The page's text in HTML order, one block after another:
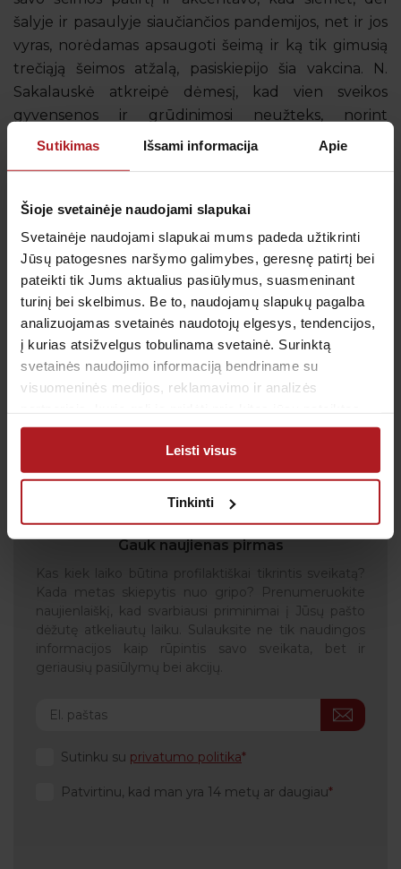
Sutikimas Išsami informacija Apie
Šioje svetainėje naudojami slapukai
Svetainėje naudojami slapukai mums padeda užtikrinti
Jūsų patogesnes naršymo galimybes, geresnę patirtį bei
pateikti tik Jums aktualius pasiūlymus, suasmeninant
turinį bei skelbimus. Be to, naudojamų slapukų pagalba
analizuojamas svetainės naudotojų elgesys, tendencijos,
į kurias atsižvelgus tobulinama svetainė. Surinktą
svetainės naudojimo informaciją bendriname su
visuomeninės medijos, reklamavimo ir analizės
arba naudojant paslaugas surinktos informacijos.
Leisti visus
Tinkinti
šalyje ir pasaulyje siaučiančios pandemijos, net ir jos
vyras, norėdamas apsaugoti šeimą ir ką tik gimusią
trečiąją šeimos atžalą, pasiskiepijo šia vakcina. N.
Sakalauskė atkreipė dėmesį, kad vien sveikos
gyvensenos ir grūdinimosi neužteks, norint
apsisaugoti nuo gripo ir jo komplikacijų.
Todėl tie,
priemones, tiek ir skiepus, tiek ir sveiką gyvenimo
būdą.
„Tėvų darželio“ laidos įrašą kviečiame žiūrėti„TV3
Play“ svetainėje.
Visos naujienos
Gauk naujienas pirmas
Kas kiek laiko būtina profilaktiškai tikrintis sveikatą?
Kada metas skiepytis nuo gripo? Prenumeruokite
naujienlaiškį, kad svarbiausi priminimai į Jūsų pašto
dėžutę atkeliautų laiku. Sulauksite ne tik naudingos
informacijos kaip rūpintis savo sveikata, bet ir
geriausių pasiūlymų bei akcijų.
Sutinku su privatumo politika
Patvirtinu, kad man yra 14 metų ar daugiau